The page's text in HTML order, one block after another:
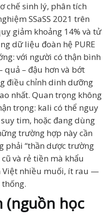
chế sinh lý, phân tích
SSaSS 2021 trên
giảm khoảng 14% và tử
dữ liệu đoàn hệ PURE
với người có thận bình
quả – đậu hơn và bớt
điều chỉnh dinh dưỡng
nhất. Quan trọng không
trọng: kali có thể nguy
tim, hoặc đang dùng
trường hợp này cần
phải “thần dược trường
và rẻ tiền mà khẩu
Việt nhiều muối, ít rau —
(nguồn học